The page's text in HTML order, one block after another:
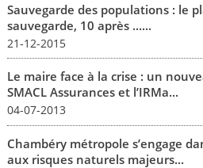
Sauvegarde des populations : le
sauvegarde, 10 après ......
21-12-2015
Le maire face à la crise : un
SMACL Assurances et l’IRMa...
04-07-2013
Chambéry métropole s’engage
aux risques naturels majeurs...